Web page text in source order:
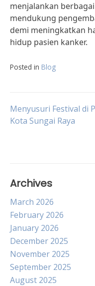
menjalankan
mendukung
demi meningkatkan
hidup pasien kanker.
Posted in Blog
Post
Menyusuri Festival di
Kota Sungai Raya
Archives
March 2026
February 2026
January 2026
December 2025
November 2025
September 2025
August 2025